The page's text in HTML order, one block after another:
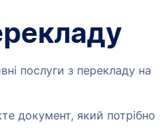
послуги з перекладу на
документ, який потрібно